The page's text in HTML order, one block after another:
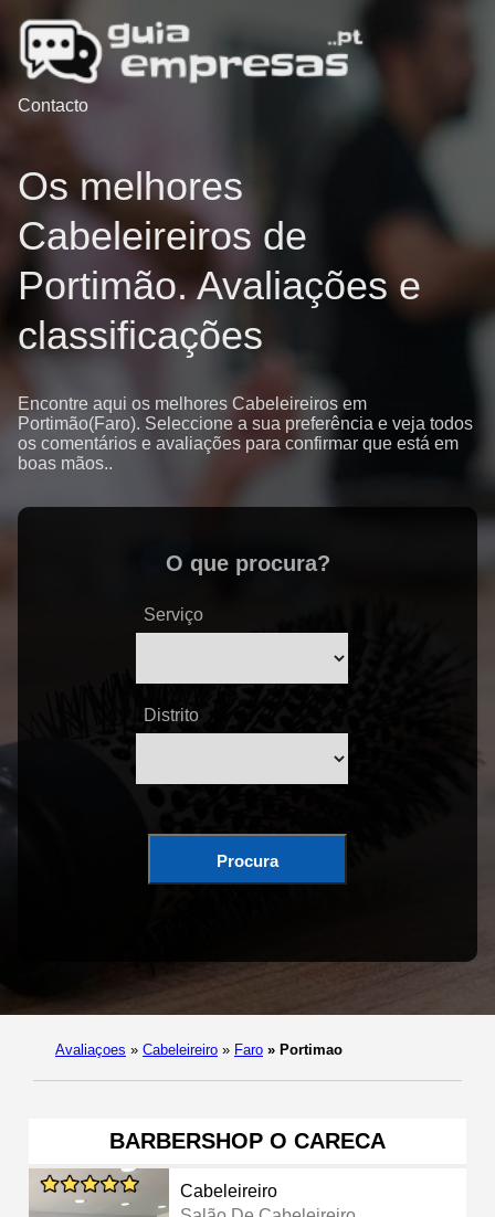
Contacto
Os melhores
Cabeleireiros de
Portimão. Avaliações e
classificações
Encontre aqui os melhores Cabeleireiros em
Portimão(Faro). Seleccione a sua preferência e veja todos
os comentários e avaliações para confirmar que está em
boas mãos..
O que procura?
Serviço
Distrito
Procura
Avaliaçoes » Cabeleireiro » Faro » Portimao
BARBERSHOP O CARECA
Cabeleireiro